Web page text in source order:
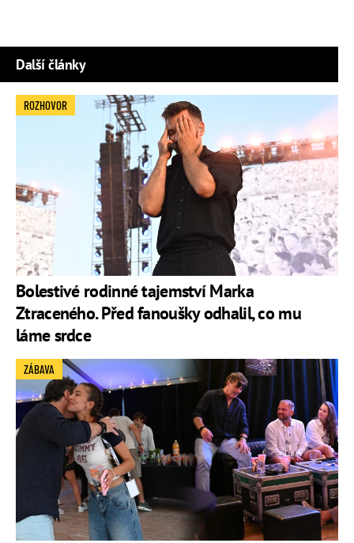
Další články
Bolestivé rodinné tajemství Marka
Ztraceného. Před fanoušky odhalil, co mu
láme srdce
ROZHOVOR
ZÁBAVA